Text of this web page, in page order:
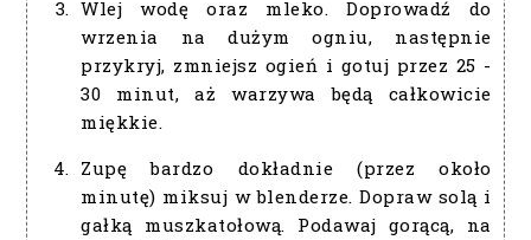
Wlej wodę oraz mleko. Doprowadź do
wrzenia na dużym ogniu, następnie
przykryj, zmniejsz ogień i gotuj przez 25 -
30 minut, aż warzywa będą całkowicie
miękkie.
Zupę bardzo dokładnie (przez około
minutę) miksuj w blenderze. Dopraw solą i
gałką muszkatołową. Podawaj gorącą, na